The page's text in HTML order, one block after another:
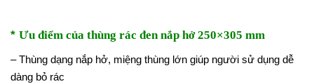
* Ưu điểm của thùng rác đen nắp hở 250×305 mm
– Thùng dạng nắp hở, miệng thùng lớn giúp người sử dụng dễ
dàng bỏ rác